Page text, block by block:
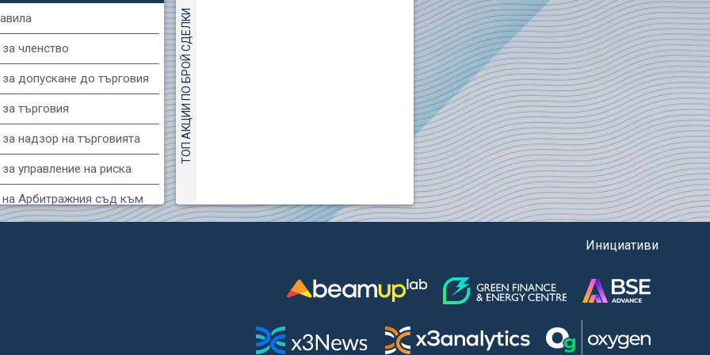
Корадо-БГ
2 EUR
Агрия груп холд
7500
(FIB) ТБ ПИБ
3 3400EUR
членство
допускане до търговия
търговия
надзор на търговията
управление на риска
на Арбитражния съд към
борса
регистрация и търговия
книжа
подаване на вътрешни
ТОП АКЦИИ ПО БРОЙ СДЕЛКИ
Инициативи